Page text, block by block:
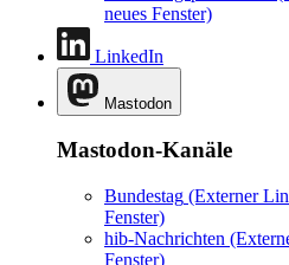
neues Fenster)
LinkedIn
Mastodon
Mastodon-Kanäle
Bundestag (Externer
Fenster)
hib-Nachrichten
Fenster)